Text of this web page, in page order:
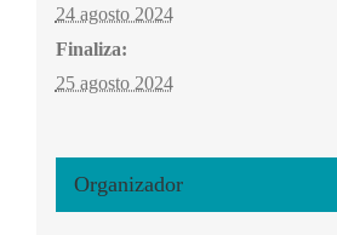
24 agosto 2024
Finaliza:
25 agosto 2024
Organizador